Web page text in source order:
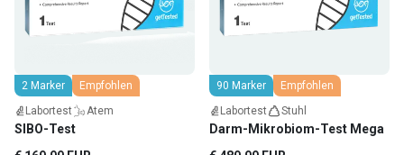
2 Marker
Empfohlen
Labortest
Atem
SIBO-Test
90 Marker
Empfohlen
Labortest
Stuhl
Darm-Mikrobiom-Test Mega